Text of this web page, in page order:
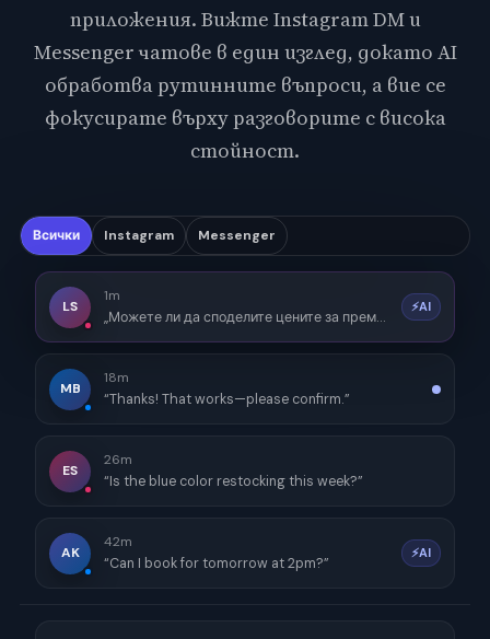
приложения. Вижте Instagram DM и
Messenger чатове в един изглед, докато AI
обработва рутинните въпроси, а вие се
фокусирате върху разговорите с висока
стойност.
Всички Instagram Messenger
LS
1m
„Можете ли да споделите цените за премиум пакета?“
⚡AI
MB
18m
“Thanks! That works—please confirm.”
ES
26m
“Is the blue color restocking this week?”
AK
42m
“Can I book for tomorrow at 2pm?”
⚡AI